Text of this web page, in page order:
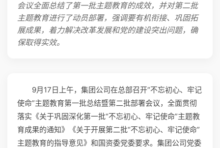
会议全面总结了第一批主题教育的成效，并对第二批
主题教育进行了动员部署，强调要有机衔接、巩固拓
展成果，着力解决改革发展和党的建设突出问题，确
保取得实效。
9月17日上午，集团公司在总部召开“不忘初心、牢记
使命”主题教育第一批总结暨第二批部署会议，全面贯彻
落实《关于巩固深化第一批“不忘初心、牢记使命”主题教
育成果的通知》《关于开展第二批“不忘初心、牢记使命”
主题教育的指导意见》和国资委党委要求。集团公司党委